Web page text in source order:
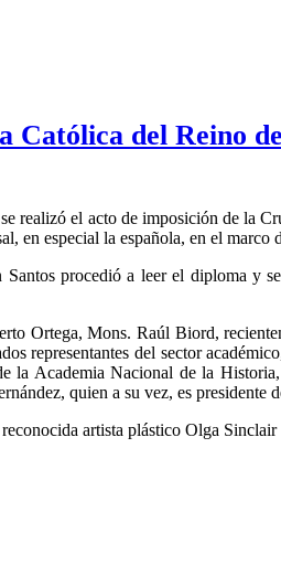
del Reino
realizó el acto de imposición de la
en especial la española, en el
procedió a leer el diploma
Ortega, Mons. Raúl Biord,
representantes del sector
Academia Nacional de la
quien a su vez, es
artista plástico Olga Sinclair